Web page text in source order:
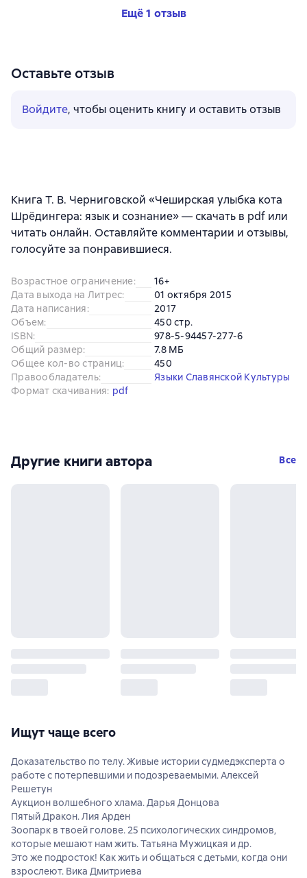
Ещё 1 отзыв
Оставьте отзыв
Войдите, чтобы оценить книгу и оставить отзыв
Книга Т. В. Черниговской «Чеширская улыбка кота
Шрёдингера: язык и сознание» — скачать в pdf или
читать онлайн. Оставляйте комментарии и отзывы,
голосуйте за понравившиеся.
Возрастное ограничение:
16+
Дата выхода на Литрес:
01 октября 2015
Дата написания:
2017
Объем:
450 стр.
ISBN:
978-5-94457-277-6
Общий размер:
7.8 МБ
Общее кол-во страниц:
450
Правообладатель:
Языки Славянской Культуры
Формат скачивания: pdf
Другие книги автора Все
Ищут чаще всего
Доказательство по телу. Живые истории судмедэксперта о
работе с потерпевшими и подозреваемыми. Алексей
Решетун
Аукцион волшебного хлама. Дарья Донцова
Пятый Дракон. Лия Арден
Зоопарк в твоей голове. 25 психологических синдромов,
которые мешают нам жить. Татьяна Мужицкая и др.
Это же подросток! Как жить и общаться с детьми, когда они
взрослеют. Вика Дмитриева